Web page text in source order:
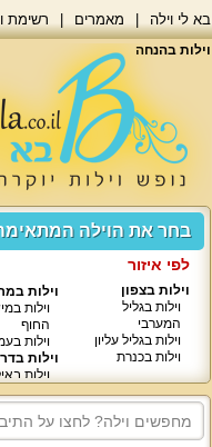
בא לי וילה מאמרים רשימת
וילות בהנחה
בחר את הוילה
לפי איזור
וילות בצפון
וילות בגליל
המערבי
וילות בגליל עליון
וילות בכנרת
וילות
וילות
החוף
וילות
וילות
וילות